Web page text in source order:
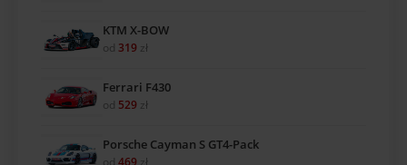
KTM X-BOW
od 319 zł
Ferrari F430
od 529 zł
Porsche Cayman S GT4-Pack